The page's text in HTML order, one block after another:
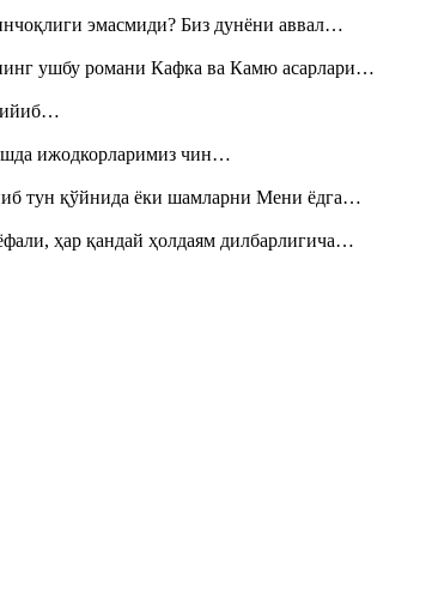
эмасмиди? Биз дунёни аввал…
ушбу романи Кафка ва Камю асарлари…
ижодкорларимиз чин…
тун қўйнида ёки шамларни Мени ёдга…
ҳар қандай ҳолдаям дилбарлигича…